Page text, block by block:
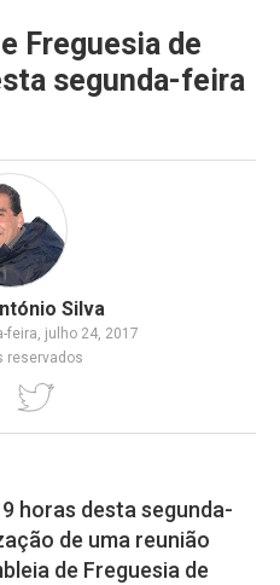
Freguesia de
segunda-feira
Silva
feira, julho 24, 2017
reservados
horas desta segunda-
de uma reunião
de Freguesia de